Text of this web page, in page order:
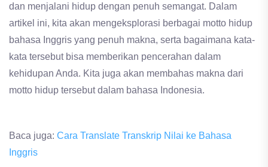
dan menjalani hidup dengan penuh semangat. Dalam
artikel ini, kita akan mengeksplorasi berbagai motto hidup
bahasa Inggris yang penuh makna, serta bagaimana kata-
kata tersebut bisa memberikan pencerahan dalam
kehidupan Anda. Kita juga akan membahas makna dari
motto hidup tersebut dalam bahasa Indonesia.
Baca juga: Cara Translate Transkrip Nilai ke Bahasa
Inggris